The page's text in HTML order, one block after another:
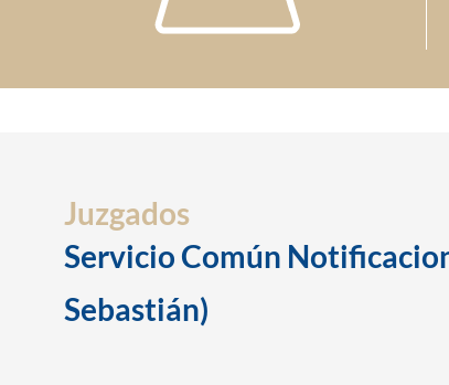
Juzgados
Servicio Común
Sebastián)